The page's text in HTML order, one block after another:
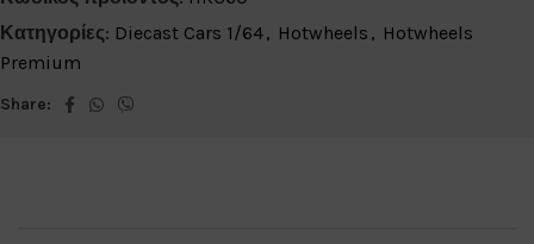
Κατηγορίες: Diecast Cars 1/64, Hotwheels , Hotwheels
Premium
Share: